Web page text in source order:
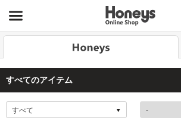
すべてのアイテム